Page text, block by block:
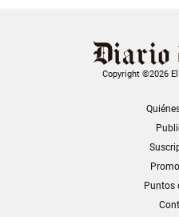
Copyright ©2026
Puntos